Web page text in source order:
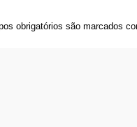
obrigatórios são marcados